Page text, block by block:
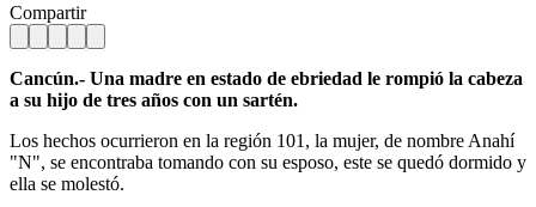
Compartir
Cancún.- Una madre en estado de ebriedad le rompió la cabeza
a su hijo de tres años con un sartén.
Los hechos ocurrieron en la región 101, la mujer, de nombre Anahí
"N", se encontraba tomando con su esposo, este se quedó dormido y
ella se molestó.